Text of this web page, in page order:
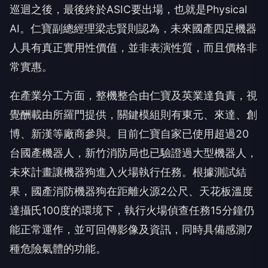
巡迴之後，最後終於ASIC要出場，也就是Physical
AI。仁寶副總經理梁志賢則認為，未來國產四足機器
人具有真正實用性價值，並非表演性質，而且價格非
常實惠。
在產業分工方面，整機整合由仁寶及英業達負責，視
覺酬載由所羅門提供，關鍵模組則有東元、來達、創
博、新漢等廠商參與。目前仁寶自家已使用超過20
台國產機器人，新竹消防局也已驗證過大型機器人，
未來計畫讓機器狗進入火場執行任務。根據測試結
果，國產消防機器狗在距離火源2公尺、天花板溫度
達攝氏100度的環境下，執行火場偵查任務15分鐘仍
能正常運作，並可回傳影像及資訊，同時具備感測7
種危險氣體的功能。